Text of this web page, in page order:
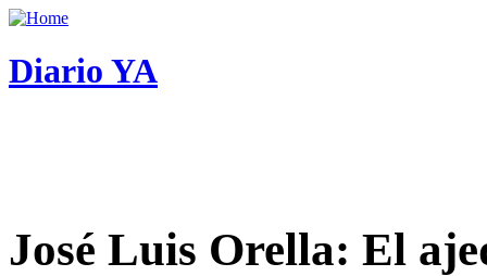
Diario YA
José Luis Orella: El